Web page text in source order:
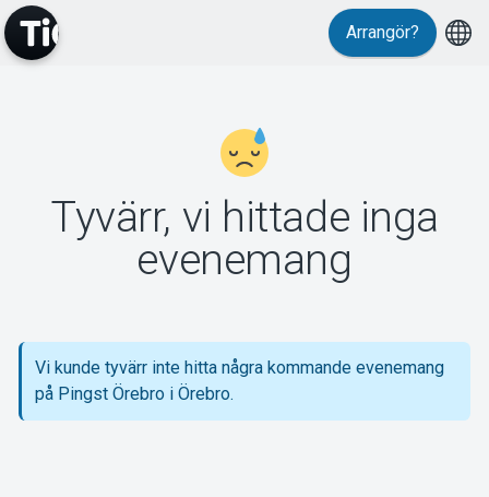
Support
Om Tickster
Arrangör?
Tyvärr, vi hittade inga
evenemang
Vi kunde tyvärr inte hitta några kommande evenemang
på Pingst Örebro i Örebro.